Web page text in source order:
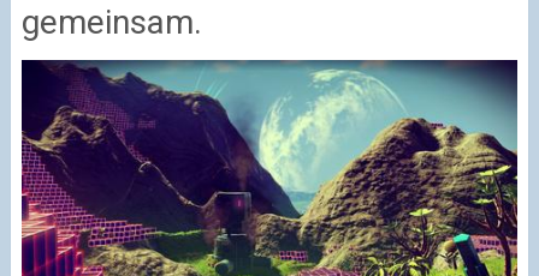
gemeinsam.